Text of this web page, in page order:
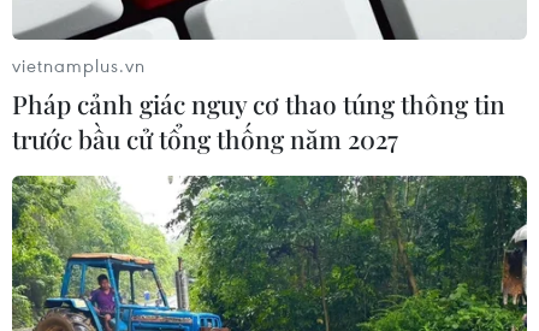
Liên hợp quốc: Xung đột Ukraine trải
qua tháng đẫm máu nhất
05/08/2026 23:47
Đức điều tra vụ UAV gắn thuốc nổ
xuất hiện tại sân bay
05/08/2026 23:43
vietnamplus.vn
Pháp cảnh giác nguy cơ thao túng thông tin
trước bầu cử tổng thống năm 2027